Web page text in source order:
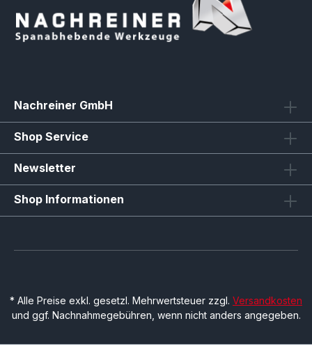
Nachreiner GmbH
Shop Service
Newsletter
Shop Informationen
* Alle Preise exkl. gesetzl. Mehrwertsteuer zzgl. Versandkosten
und ggf. Nachnahmegebühren, wenn nicht anders angegeben.